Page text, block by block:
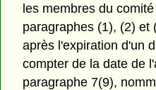
les membres du
paragraphes (1), (2) et
après l'expiration d'un
compter de la date de
paragraphe 7(9),